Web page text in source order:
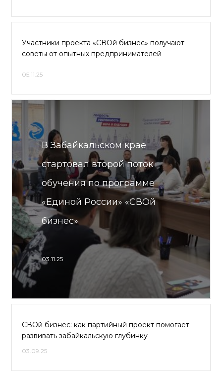
Участники проекта «СВОй бизнес» получают
советы от опытных предпринимателей
05.11.25
В Забайкальском крае
стартовал второй поток
обучения по программе
«Единой России» «СВОй
бизнес»
03.11.25
СВОй бизнес: как партийный проект помогает
развивать забайкальскую глубинку
03.09.25